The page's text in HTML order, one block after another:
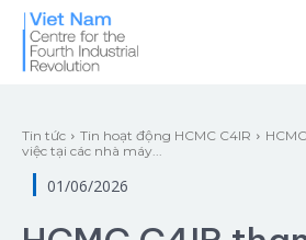
Tin tức Tin hoạt động HCMC C4IR
việc tại các nhà máy...
01/06/2026